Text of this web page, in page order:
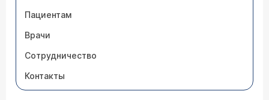
Пациентам
Врачи
Сотрудничество
Контакты